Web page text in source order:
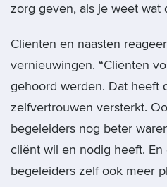
zorg geven, als je weet wat
Cliënten en naasten
vernieuwingen. “Cliënten
gehoord werden. Dat heeft
zelfvertrouwen versterkt.
begeleiders nog beter
cliënt wil en nodig heeft. En
begeleiders zelf ook meer